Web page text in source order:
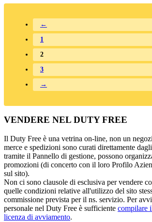
←
1
2
3
→
VENDERE NEL DUTY FREE
Il Duty Free è una vetrina on-line, non un
merce e spedizioni sono curati direttamente
tramite il Pannello di gestione, possono
promozioni (di concerto con il loro Profilo
sul sito).
Non ci sono clausole di esclusiva per vendere
quelle condizioni relative all'utilizzo del sito
commissione prevista per il ns. servizio. Per
personale nel Duty Free è sufficiente compilare
licenza di avviamento.